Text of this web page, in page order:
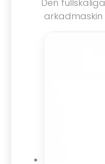
Den fullskaliga
arkadmaskin